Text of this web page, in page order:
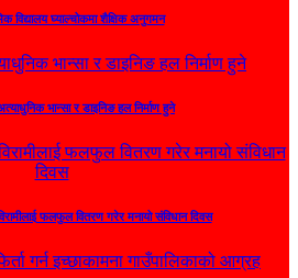
विद्यालय घ्याल्चोकमा शैक्षिक अनुगमन
अत्याधुनिक भान्सा र डाइनिङ हल निर्माण हुने
फलफुल वितरण गरेर मनायो संविधान दिवस